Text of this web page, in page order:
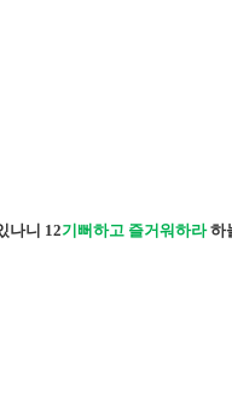
나니 12기뻐하고 즐거워하라하